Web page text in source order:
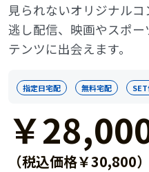
見られないオリジナル
逃し配信、映画やスポ
テンツに出会えます。
指定日宅配 無料宅配
￥
（税込価格￥30,800）